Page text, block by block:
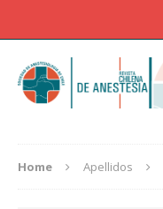
Home Apellidos